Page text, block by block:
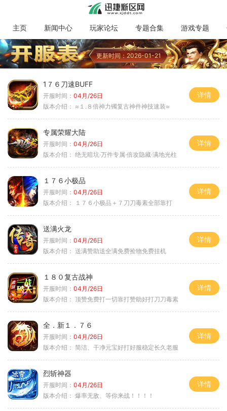
主页 新闻中心 玩家论坛 专题合集 游戏专题
更新时间：2026-01-21
1７６刀速BUFF
开服时间： 04月/26日
版本介绍： ≈１.８倍神力镯复古神件神技速装≈
详情
专属荣耀大陆
开服时间： 04月/26日
版本介绍： 绝无暗坑·万件专属·倍攻隐藏·满地光柱
详情
１７６小极品
开服时间： 04月/26日
版本介绍：
１７６小极品＋７刀刀毒素全部靠打
详情
送满火龙
开服时间： 04月/26日
版本介绍： 送满赞助送全满免费捡物免费挂机
详情
１８０复古战神
开服时间： 04月/26日
版本介绍： 顶赞免费打一切靠打赞助好打刀刀毒素
详情
全．新１．７６
开服时间： 04月/26日
版本介绍： 简洁、干净元宝好打好服稳定长久老服
详情
烈斩神器
开服时间： 04月/26日
版本介绍： 爆率无敌、等你来战！！！！
详情